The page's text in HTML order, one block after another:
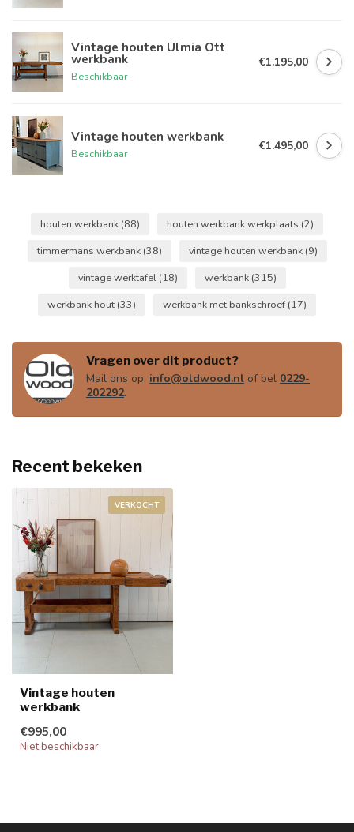
Vintage houten Ulmia Ott
werkbank
Beschikbaar
€1.195,00
Vintage houten werkbank
Beschikbaar
€1.495,00
houten werkbank (88) houten werkbank werkplaats (2)
timmermans werkbank (38) vintage houten werkbank (9)
vintage werktafel (18) werkbank (315)
werkbank hout (33) werkbank met bankschroef (17)
Vragen over dit product?
Mail ons op: info@oldwood.nl of bel 0229-
202292.
Recent bekeken
VERKOCHT
Vintage houten
werkbank
€995,00
Niet beschikbaar